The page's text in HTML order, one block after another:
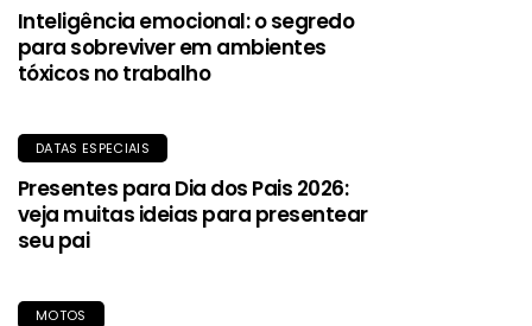
Inteligência emocional: o segredo
para sobreviver em ambientes
tóxicos no trabalho
DATAS ESPECIAIS
Presentes para Dia dos Pais 2026:
veja muitas ideias para presentear
seu pai
MOTOS